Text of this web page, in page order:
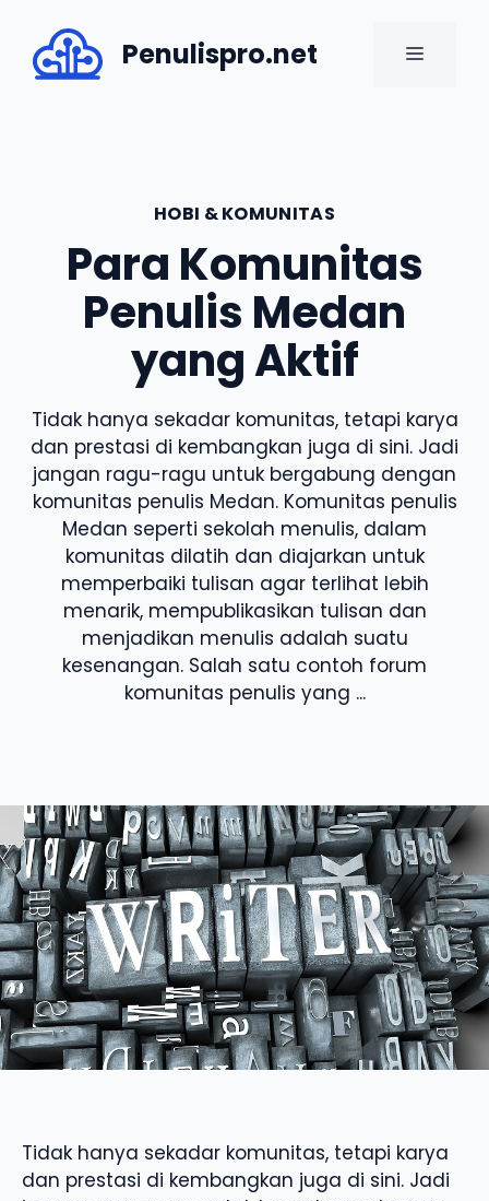
content
Penulispro.net MENU
HOBI & KOMUNITAS
Para Komunitas
Penulis Medan
yang Aktif
Tidak hanya sekadar komunitas, tetapi karya
dan prestasi di kembangkan juga di sini. Jadi
jangan ragu-ragu untuk bergabung dengan
komunitas penulis Medan. Komunitas penulis
Medan seperti sekolah menulis, dalam
komunitas dilatih dan diajarkan untuk
memperbaiki tulisan agar terlihat lebih
menarik, mempublikasikan tulisan dan
menjadikan menulis adalah suatu
kesenangan. Salah satu contoh forum
komunitas penulis yang ...
Tidak hanya sekadar komunitas, tetapi karya
dan prestasi di kembangkan juga di sini. Jadi